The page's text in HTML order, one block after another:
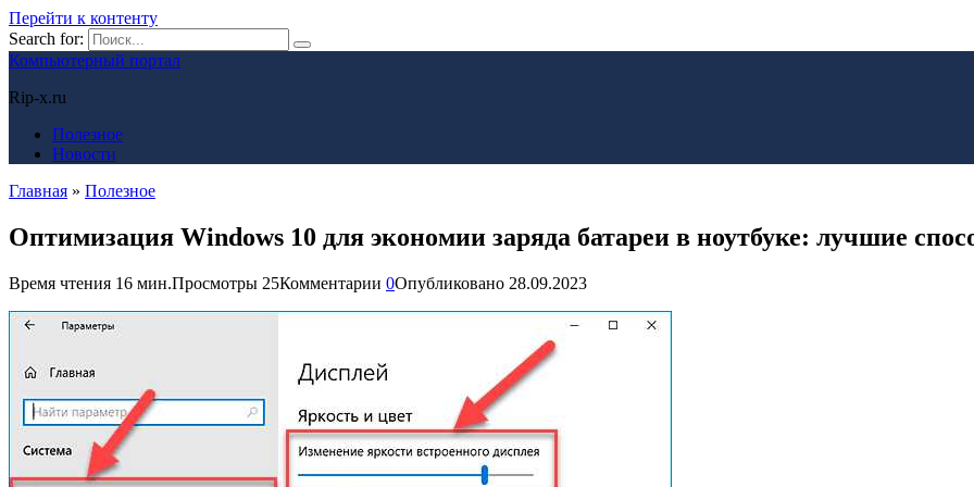
Перейти к контенту
Search for:
Компьютерный портал
Rip-x.ru
Полезное
Новости
Главная » Полезное
Оптимизация Windows 10 для экономии заряда батареи в ноутбуке: лучшие
Время чтения 16 мин.Просмотры 25Комментарии 0Опубликовано 28.09.2023